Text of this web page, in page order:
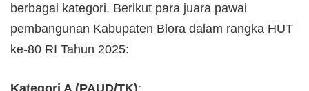
berbagai kategori. Berikut para juara pawai
pembangunan Kabupaten Blora dalam rangka HUT
ke-80 RI Tahun 2025:
Kategori A (PAUD/TK):